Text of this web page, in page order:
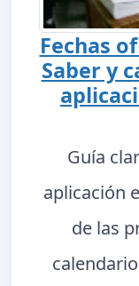
Fechas
Saber y
Guía
aplicación
de las